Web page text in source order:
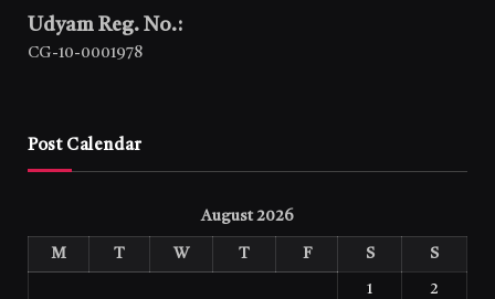
Udyam Reg. No.:
CG-10-0001978
Post Calendar
August 2026
M T W T F S S
1 2